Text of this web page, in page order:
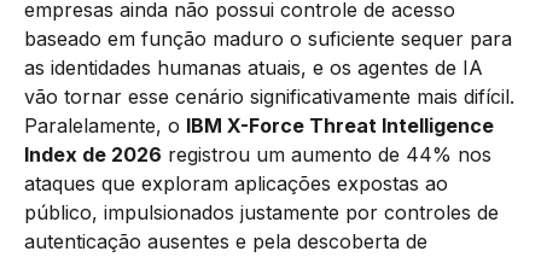
empresas ainda não possui controle de acesso
baseado em função maduro o suficiente sequer para
as identidades humanas atuais, e os agentes de IA
vão tornar esse cenário significativamente mais difícil.
Paralelamente, o IBM X-Force Threat Intelligence
Index de 2026 registrou um aumento de 44% nos
ataques que exploram aplicações expostas ao
público, impulsionados justamente por controles de
autenticação ausentes e pela descoberta de